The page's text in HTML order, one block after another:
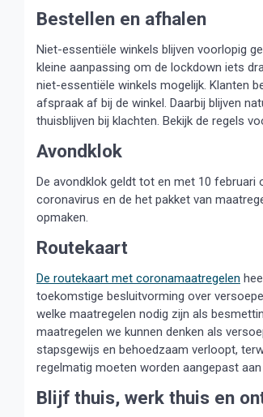
Bestellen en afhalen
Niet-essentiële winkels blijven voorlopig
kleine aanpassing om de lockdown iets
niet-essentiële winkels mogelijk. Klanten
afspraak af bij de winkel. Daarbij blijven
thuisblijven bij klachten. Bekijk de regels
Avondklok
De avondklok geldt tot en met 10 februari
coronavirus en de het pakket van
opmaken.
Routekaart
De routekaart met coronamaatregelen
toekomstige besluitvorming over
welke maatregelen nodig zijn als
maatregelen we kunnen denken als
stapsgewijs en behoedzaam verloopt,
regelmatig moeten worden aangepast
Blijf thuis, werk thuis en